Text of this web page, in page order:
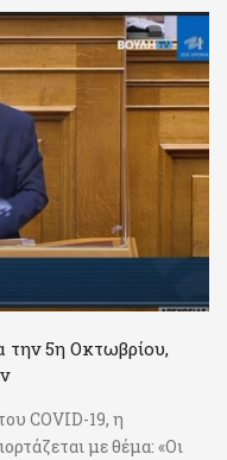
την 5η Οκτωβρίου,
COVID-19, η
με θέμα: «Οι